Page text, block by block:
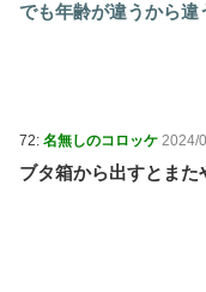
でも年齢が違うから違
72: 名無しのコロッケ 2024/
ブタ箱から出すとまた